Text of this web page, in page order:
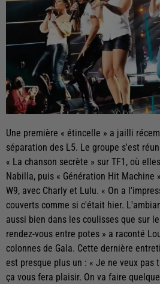
Une première « étincelle » a jailli
séparation des L5. Le groupe s'est
« La chanson secrète » sur TF1, où
Nabilla, puis « Génération Hit Machine
W9, avec Charly et Lulu. « On a
couverts comme si c'était hier.
aussi bien dans les coulisses que sur
rendez-vous entre potes » a raconté
colonnes de Gala. Cette dernière
est presque plus un : « Je ne veux pas
ça vous fera plaisir. On va faire